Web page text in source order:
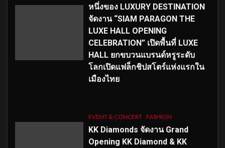
หนึ่งของ LUXURY DESTINATION
จัดงาน “SIAM PARAGON THE
LUXE HALL OPENING
CELEBRATION” เปิดพื้นที่ LUXE
HALL ยกขบวนแบรนด์หรูระดับ
โลกเปิดแฟล็กชิปสโตร์แห่งแรกใน
เมืองไทย
EVENT & CONCERT FASHION
KK Diamonds จัดงาน Grand
Opening KK Diamond & KK